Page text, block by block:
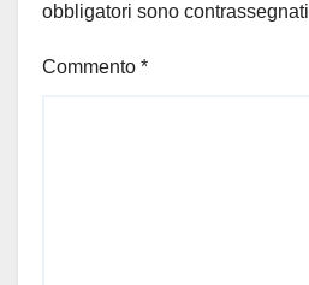
obbligatori sono contrassegnati
Commento *